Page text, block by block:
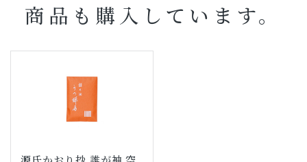
商品も購入しています。